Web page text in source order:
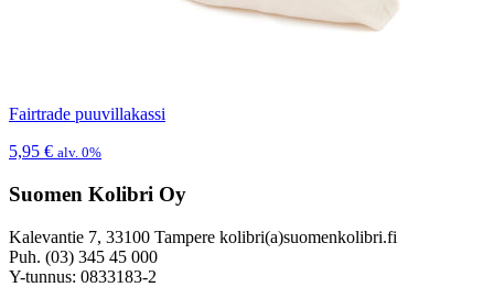
Fairtrade puuvillakassi
5,95 € alv. 0%
Suomen Kolibri Oy
Kalevantie 7, 33100 Tampere kolibri(a)suomenkolibri.fi
Puh. (03) 345 45 000
Y-tunnus: 0833183-2